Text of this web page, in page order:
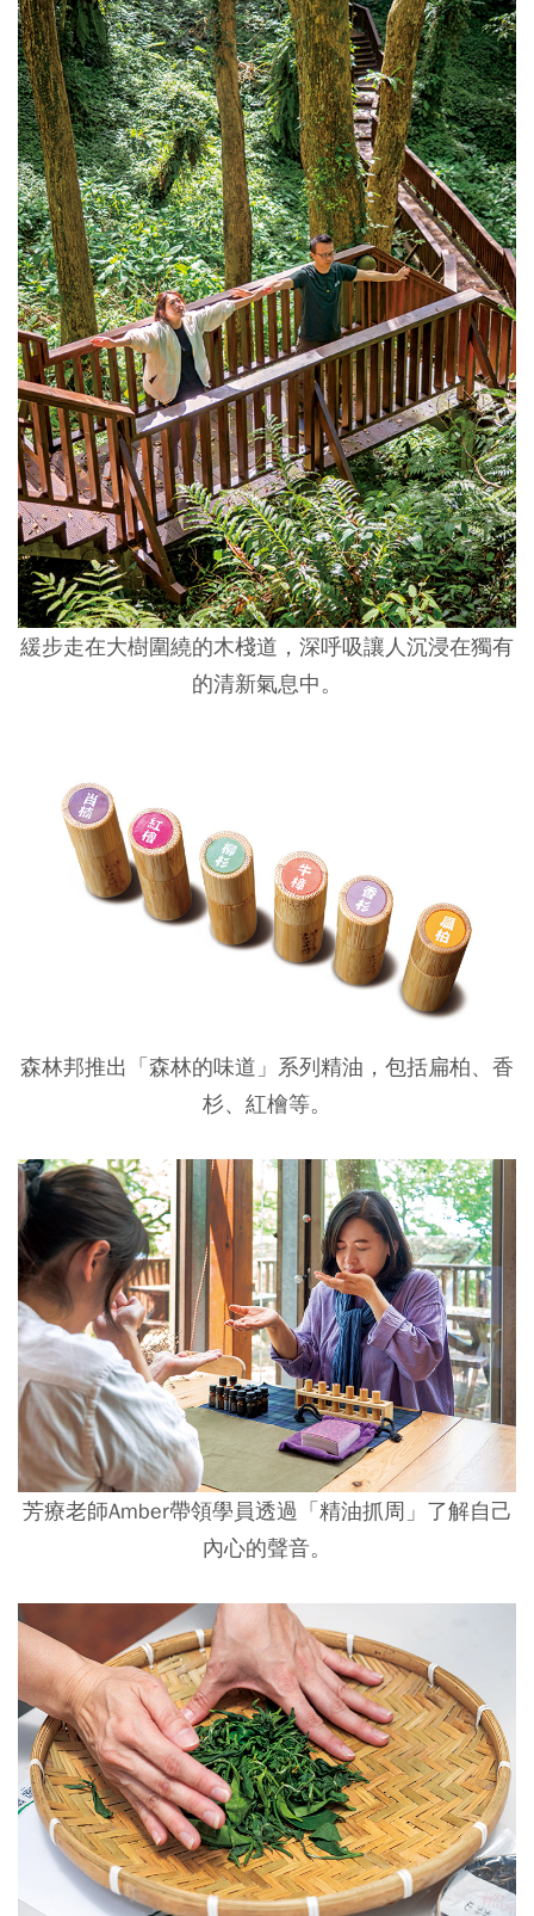
緩步走在大樹圍繞的木棧道，深呼吸讓人沉浸在獨有
的清新氣息中。
森林邦推出「森林的味道」系列精油，包括扁柏、香
杉、紅檜等。
芳療老師Amber帶領學員透過「精油抓周」了解自己
內心的聲音。